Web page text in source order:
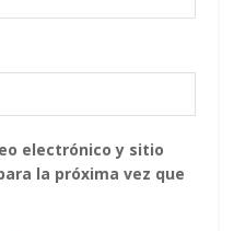
electrónico y sitio
la próxima vez que